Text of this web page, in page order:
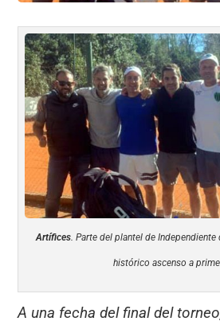
Artífices . Parte del plantel de
histórico ascenso a
A una fecha del final del